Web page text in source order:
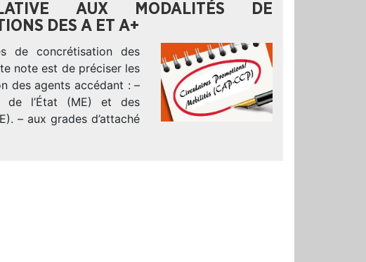
AUX MODALITÉS DE
DES A ET A+
de concrétisation des
note est de préciser les
des agents accédant : –
de l’État (ME) et des
– aux grades d’attaché